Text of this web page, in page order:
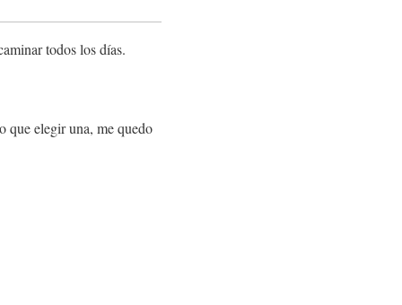
todos los días.
que elegir una, me quedo